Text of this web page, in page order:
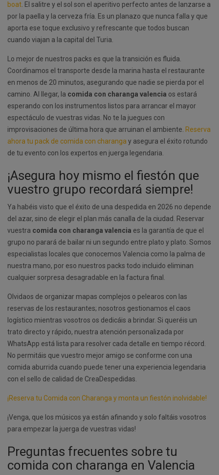
boat . El salitre y el sol son el aperitivo perfecto antes de lanzarse a
por la paella y la cerveza fría. Es un planazo que nunca falla y que
aporta ese toque exclusivo y refrescante que todos buscan
cuando viajan a la capital del Turia.
Lo mejor de nuestros packs es que la transición es fluida.
Coordinamos el transporte desde la marina hasta el restaurante
en menos de 20 minutos, asegurando que nadie se pierda por el
camino. Al llegar, la comida con charanga valencia os estará
esperando con los instrumentos listos para arrancar el mayor
espectáculo de vuestras vidas. No te la juegues con
improvisaciones de última hora que arruinan el ambiente. Reserva
ahora tu pack de comida con charanga y asegura el éxito rotundo
de tu evento con los expertos en juerga legendaria.
¡Asegura hoy mismo el fiestón que
vuestro grupo recordará siempre!
Ya habéis visto que el éxito de una despedida en 2026 no depende
del azar, sino de elegir el plan más canalla de la ciudad. Reservar
vuestra comida con charanga valencia es la garantía de que el
grupo no parará de bailar ni un segundo entre plato y plato. Somos
especialistas locales que conocemos Valencia como la palma de
nuestra mano, por eso nuestros packs todo incluido eliminan
cualquier sorpresa desagradable en la factura final.
Olvidaos de organizar mapas complejos o pelearos con las
reservas de los restaurantes; nosotros gestionamos el caos
logístico mientras vosotros os dedicáis a brindar. Si queréis un
trato directo y rápido, nuestra atención personalizada por
WhatsApp está lista para resolver cada detalle en tiempo récord.
No permitáis que vuestro mejor amigo se conforme con una
comida aburrida cuando puede tener una experiencia legendaria
con el sello de calidad de CreaDespedidas.
¡Reserva tu Comida con Charanga y monta un fiestón inolvidable!
¡Venga, que los músicos ya están afinando y solo faltáis vosotros
para empezar la juerga de vuestras vidas!
Preguntas frecuentes sobre tu
comida con charanga en Valencia